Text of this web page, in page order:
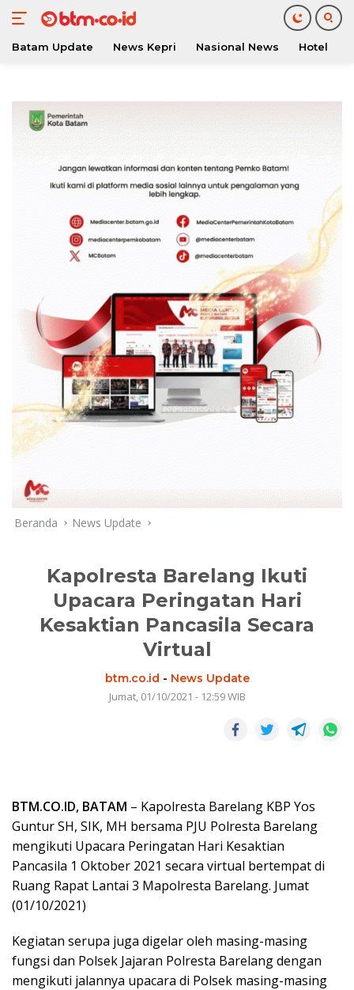
konten
Batam Update News Kepri Nasional News Hotel
Beranda News Update
Kapolresta Barelang Ikuti
Upacara Peringatan Hari
Kesaktian Pancasila Secara
Virtual
btm.co.id - News Update
Jumat, 01/10/2021 - 12:59 WIB
BTM.CO.ID, BATAM – Kapolresta Barelang KBP Yos
Guntur SH, SIK, MH bersama PJU Polresta Barelang
mengikuti Upacara Peringatan Hari Kesaktian
Pancasila 1 Oktober 2021 secara virtual bertempat di
Ruang Rapat Lantai 3 Mapolresta Barelang. Jumat
(01/10/2021)
Kegiatan serupa juga digelar oleh masing-masing
fungsi dan Polsek Jajaran Polresta Barelang dengan
mengikuti jalannya upacara di Polsek masing-masing